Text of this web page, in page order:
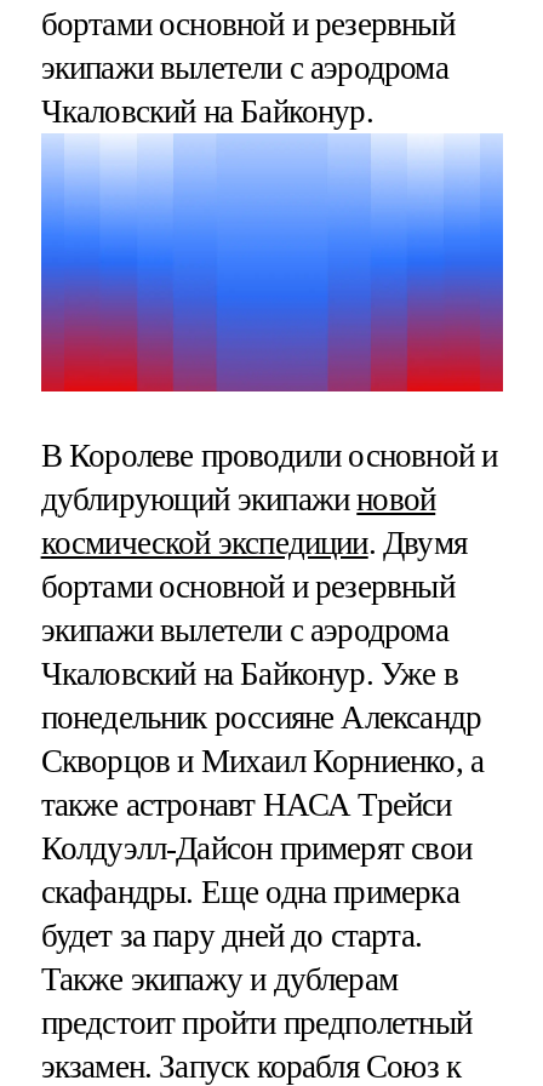
бортами основной и резервный
экипажи вылетели с аэродрома
Чкаловский на Байконур.
В Королеве проводили основной и
дублирующий экипажиновой
космической экспедиции. Двумя
бортами основной и резервный
экипажи вылетели с аэродрома
Чкаловский на Байконур. Уже в
понедельник россияне Александр
Скворцов и Михаил Корниенко, а
также астронавт НАСА Трейси
Колдуэлл-Дайсон примерят свои
скафандры. Еще одна примерка
будет за пару дней до старта.
Также экипажу и дублерам
предстоит пройти предполетный
экзамен. Запуск корабля Союз к